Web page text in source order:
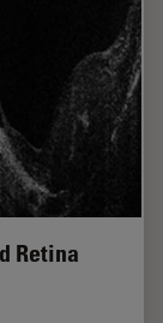
Retina